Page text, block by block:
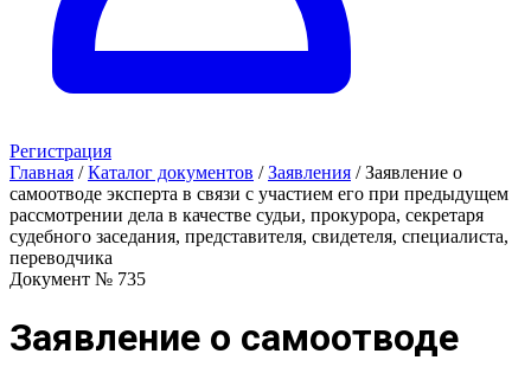
Регистрация
Главная / Каталог документов / Заявления / Заявление о
самоотводе эксперта в связи с участием его при предыдущем
рассмотрении дела в качестве судьи, прокурора, секретаря
судебного заседания, представителя, свидетеля, специалиста,
переводчика
Документ № 735
Заявление о самоотводе